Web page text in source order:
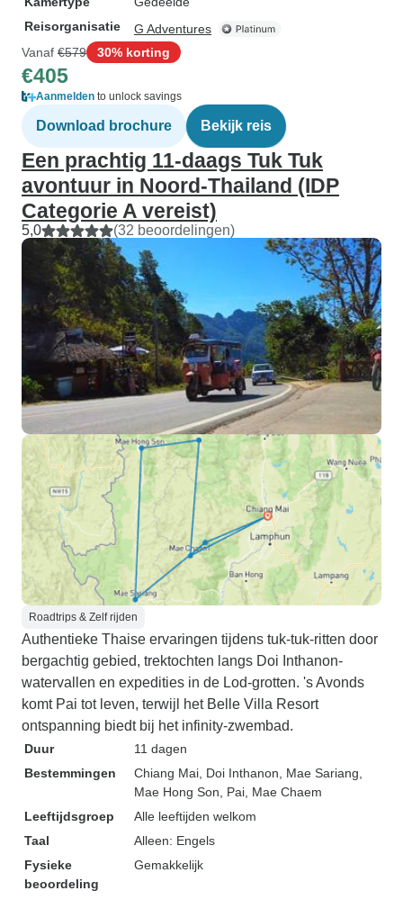
Reisorganisatie
G Adventures
Vanaf €579 30% korting
€405
Aanmelden to unlock savings
Download brochure Bekijk reis
Een prachtig 11-daags Tuk Tuk
avontuur in Noord-Thailand (IDP
Categorie A vereist)
5,0 (32 beoordelingen)
Roadtrips & Zelf rijden
Authentieke Thaise ervaringen tijdens tuk-tuk-ritten door
bergachtig gebied, trektochten langs Doi Inthanon-
watervallen en expedities in de Lod-grotten. 's Avonds
komt Pai tot leven, terwijl het Belle Villa Resort
ontspanning biedt bij het infinity-zwembad.
Duur
11 dagen
Bestemmingen
Chiang Mai , Doi Inthanon , Mae Sariang
Mae Hong Son , Pai , Mae Chaem
Leeftijdsgroep
Alle leeftijden welkom
Taal
Alleen: Engels
Fysieke
beoordeling
Gemakkelijk